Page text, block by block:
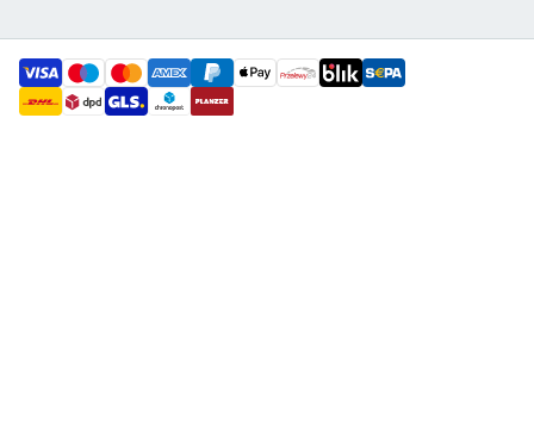
payment methods
shipment methods